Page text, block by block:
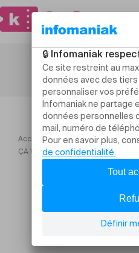
Accueil
Théâtre et arts vivants
ÇA VEUT JOUER (OU BIEN ?)